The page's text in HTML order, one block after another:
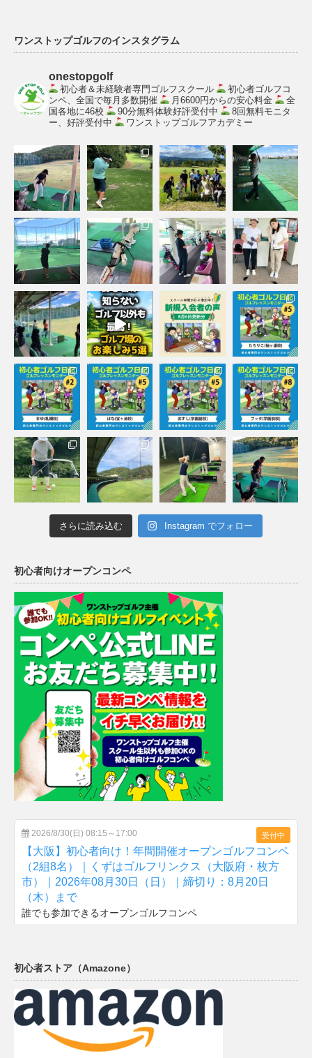
ワンストップゴルフのインスタグラム
onestopgolf
初心者＆未経験者専門ゴルフスクール
初心者ゴルフコ
ンペ、全国で毎月多数開催
月6600円からの安心料金
全
国各地に46校
90分無料体験好評受付中
8回無料モニタ
ー、好評受付中
ワンストップゴルフアカデミー
さらに読み込む Instagram でフォロー
初心者向けオープンコンペ
初心者ストア（Amazone）